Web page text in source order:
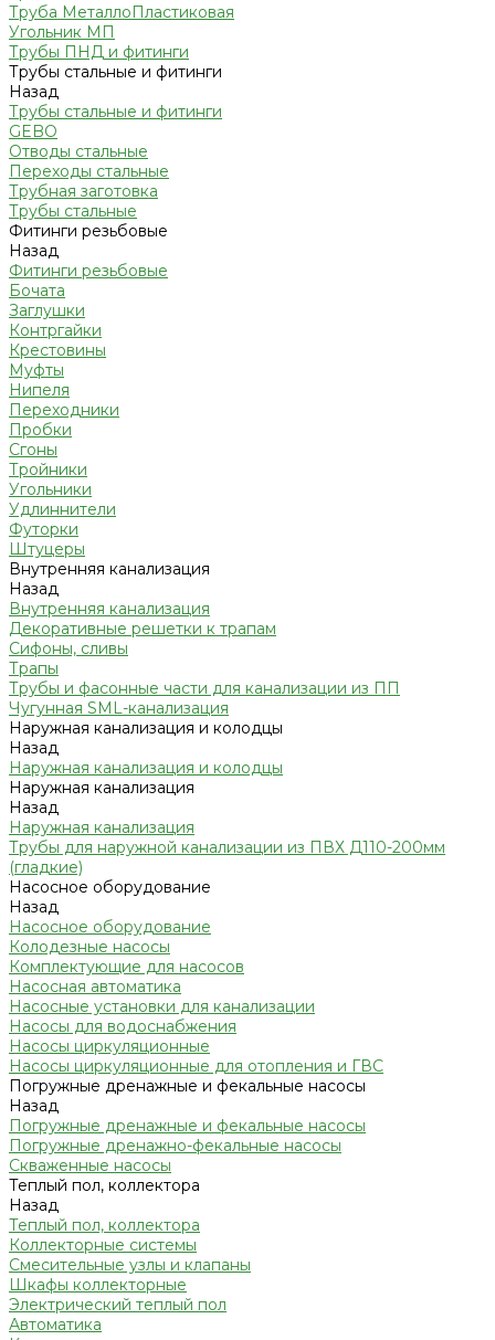
Труба МеталлоПластиковая
Угольник МП
Трубы ПНД и фитинги
Трубы стальные и фитинги
Назад
Трубы стальные и фитинги
GEBO
Отводы стальные
Переходы стальные
Трубная заготовка
Трубы стальные
Фитинги резьбовые
Назад
Фитинги резьбовые
Бочата
Заглушки
Контргайки
Крестовины
Муфты
Нипеля
Переходники
Пробки
Сгоны
Тройники
Угольники
Удлиннители
Футорки
Штуцеры
Внутренняя канализация
Назад
Внутренняя канализация
Декоративные решетки к трапам
Сифоны, сливы
Трапы
Трубы и фасонные части для канализации из ПП
Чугунная SML-канализация
Наружная канализация и колодцы
Назад
Наружная канализация и колодцы
Наружная канализация
Назад
Наружная канализация
Трубы для наружной канализации из ПВХ Д110-200мм
(гладкие)
Насосное оборудование
Назад
Насосное оборудование
Колодезные насосы
Комплектующие для насосов
Насосная автоматика
Насосные установки для канализации
Насосы для водоснабжения
Насосы циркуляционные
Насосы циркуляционные для отопления и ГВС
Погружные дренажные и фекальные насосы
Назад
Погружные дренажные и фекальные насосы
Погружные дренажно-фекальные насосы
Скваженные насосы
Теплый пол, коллектора
Назад
Теплый пол, коллектора
Коллекторные системы
Смесительные узлы и клапаны
Шкафы коллекторные
Электрический теплый пол
Автоматика